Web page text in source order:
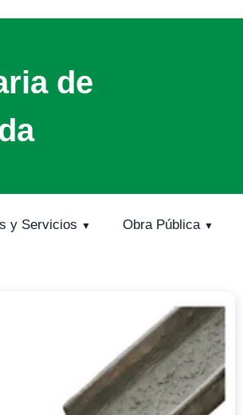
de
y Servicios Obra Pública